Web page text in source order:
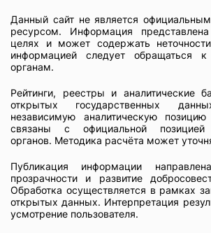
Данный сайт не является
ресурсом. Информация
целях и может содержать
информацией следует обращаться к
органам.
Рейтинги, реестры и аналитические
открытых государственных
независимую аналитическую
связаны с официальной позицией
органов. Методика расчёта может
Публикация информации
прозрачности и развитие
Обработка осуществляется в рамках
открытых данных. Интерпретация
усмотрение пользователя.